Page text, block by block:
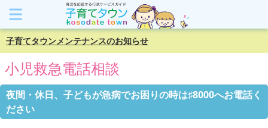
子育てタウンメンテナンスのお知らせ
小児救急電話相談
夜間・休日、子どもが急病でお困りの時は♯8000へお電話く
ださい